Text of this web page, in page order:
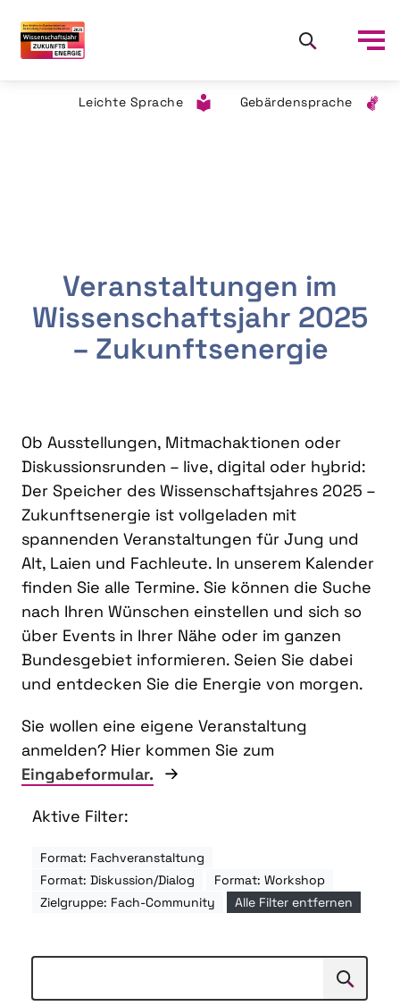
Leichte Sprache Gebärdensprache
Veranstaltungen im
Wissenschaftsjahr 2025
– Zukunftsenergie
Ob Ausstellungen, Mitmachaktionen oder
Diskussionsrunden – live, digital oder hybrid:
Der Speicher des Wissenschaftsjahres 2025 –
Zukunftsenergie ist vollgeladen mit
spannenden Veranstaltungen für Jung und
Alt, Laien und Fachleute. In unserem Kalender
finden Sie alle Termine. Sie können die Suche
nach Ihren Wünschen einstellen und sich so
über Events in Ihrer Nähe oder im ganzen
Bundesgebiet informieren. Seien Sie dabei
und entdecken Sie die Energie von morgen.
Sie wollen eine eigene Veranstaltung
anmelden? Hier kommen Sie zum
Eingabeformular.
Aktive Filter:
Format: Fachveranstaltung
Format: Diskussion/Dialog
Format: Workshop
Zielgruppe: Fach-Community
Alle Filter entfernen
Suchen